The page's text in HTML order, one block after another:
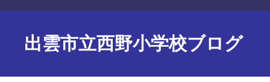
出雲市立西野小学校ブログ